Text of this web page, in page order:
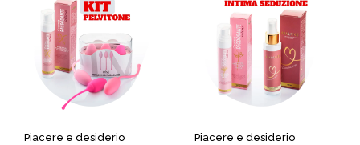
Piacere e desiderio Piacere e desiderio